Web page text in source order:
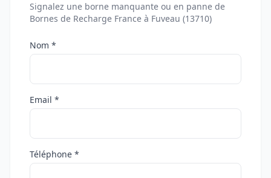
Signalez une borne manquante ou en panne de
Bornes de Recharge France à Fuveau (13710)
Nom *
Email *
Téléphone *